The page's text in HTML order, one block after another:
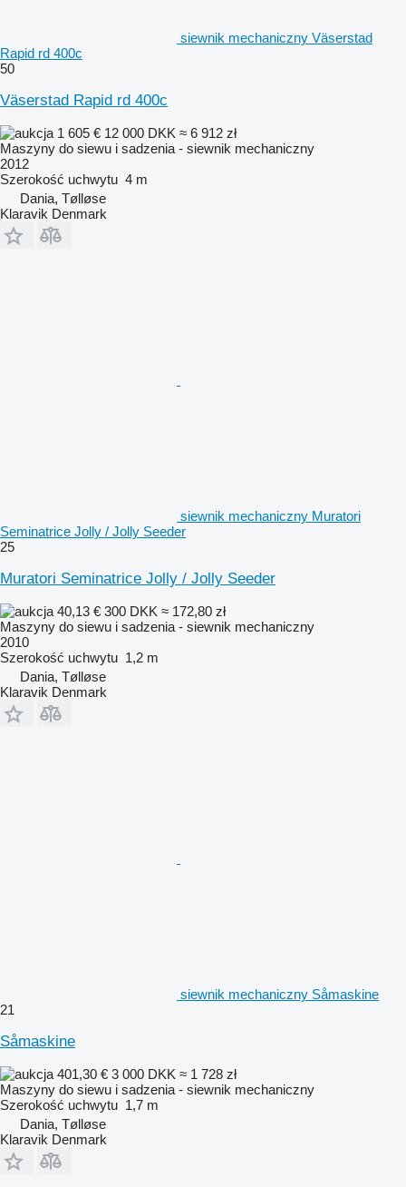
siewnik mechaniczny Väserstad
Rapid rd 400c
50
Väserstad Rapid rd 400c
1 605 € 12 000 DKK ≈ 6 912 zł
Maszyny do siewu i sadzenia - siewnik mechaniczny
2012
Szerokość uchwytu 4 m
Dania, Tølløse
Klaravik Denmark
siewnik mechaniczny Muratori
Seminatrice Jolly / Jolly Seeder
25
Muratori Seminatrice Jolly / Jolly Seeder
40,13 € 300 DKK ≈ 172,80 zł
Maszyny do siewu i sadzenia - siewnik mechaniczny
2010
Szerokość uchwytu 1,2 m
Dania, Tølløse
Klaravik Denmark
siewnik mechaniczny Såmaskine
21
Såmaskine
401,30 € 3 000 DKK ≈ 1 728 zł
Maszyny do siewu i sadzenia - siewnik mechaniczny
Szerokość uchwytu 1,7 m
Dania, Tølløse
Klaravik Denmark